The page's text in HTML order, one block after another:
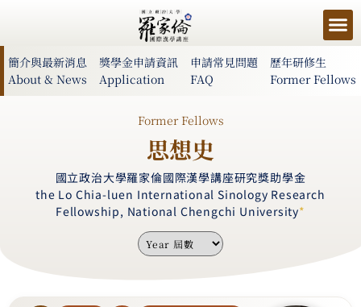
簡介與最新消息
About & News
獎學金申請資訊
Application
申請常見問題
FAQ
歷年研修生
Former Fellows
Former Fellows
思想史
國立政治大學羅家倫國際漢學講座研究獎助學金
the Lo Chia-luen International Sinology Research
Fellowship, National Chengchi University*